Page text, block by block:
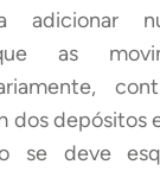
adicionar
as
dos depósitos
se deve